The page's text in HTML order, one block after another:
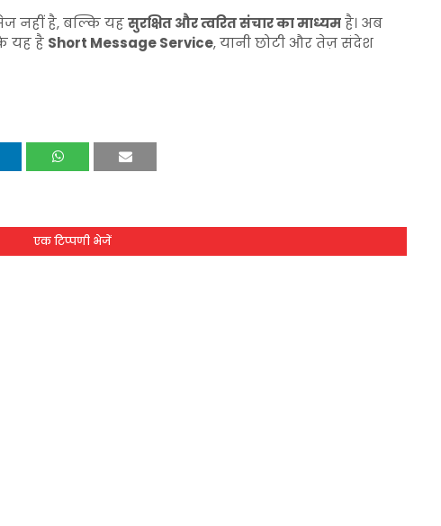
नहीं है, बल्कि यहसुरक्षित और त्वरित संचार का माध्यमहै। अब
यह है Short Message Service, यानी छोटी और तेज़ संदेश
एक टिप्पणी भेजें